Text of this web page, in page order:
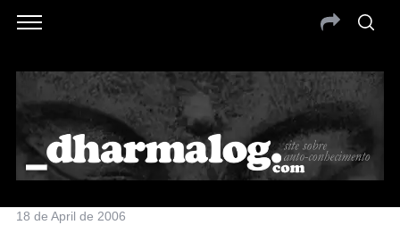
18 de April de 2006